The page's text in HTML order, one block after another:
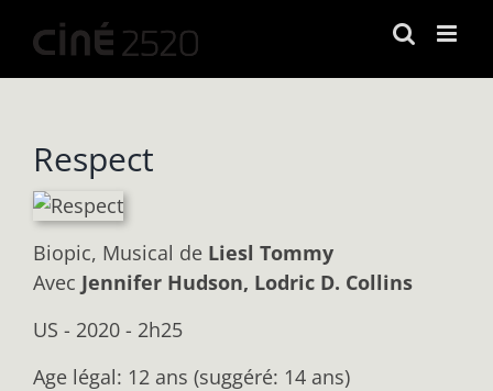
contenu
Respect
Biopic, Musical de Liesl Tommy
Avec Jennifer Hudson, Lodric D. Collins
US - 2020 - 2h25
Age légal: 12 ans (suggéré: 14 ans)